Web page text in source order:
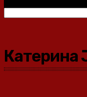
Катерина